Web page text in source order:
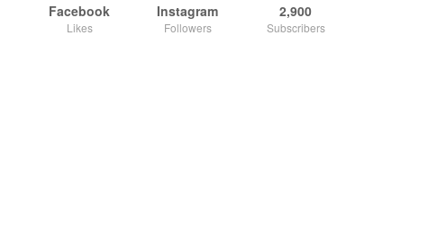
Facebook
Likes
Instagram
Followers
2,900
Subscribers